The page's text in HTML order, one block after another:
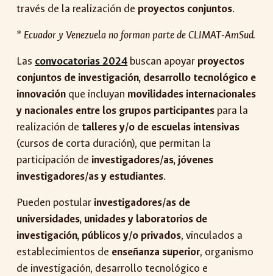
través de la realización de proyectos conjuntos.
* Ecuador y Venezuela no forman parte de CLIMAT-AmSud.
Las convocatorias 2024 buscan apoyar proyectos
conjuntos de investigación, desarrollo tecnológico e
innovación que incluyan movilidades internacionales
y nacionales entre los grupos participantes para la
realización de talleres y/o de escuelas intensivas
(cursos de corta duración), que permitan la
participación deinvestigadores/as, jóvenes
investigadores/as y estudiantes.
Pueden postularinvestigadores/as de
universidades, unidades y laboratorios de
investigación, públicos y/o privados, vinculados a
establecimientos de enseñanza superior, organismo
de investigación, desarrollo tecnológico e